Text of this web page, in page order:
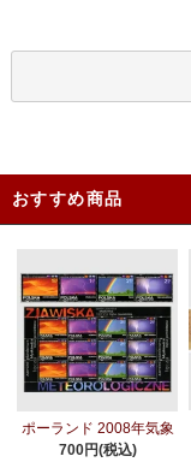
おすすめ商品
ポーランド 2008年気象
700円(税込)